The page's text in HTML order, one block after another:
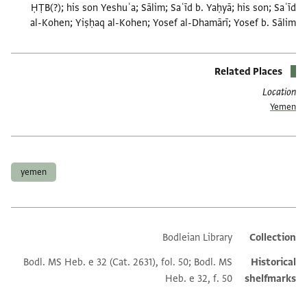
ḤṬB(?); his son Yeshuʿa; Sālim; Saʿīd b. Yaḥyā; his son; Saʿīd
al-Kohen; Yiṣḥaq al-Kohen; Yosef al-Dhamārī; Yosef b. Sālim
Related Places
Location
Yemen
yemen
Additional metadata
Collection
Bodleian Library
Historical
shelfmarks
Bodl. MS Heb. e 32 (Cat. 2631), fol. 50; Bodl. MS
Heb. e 32, f. 50